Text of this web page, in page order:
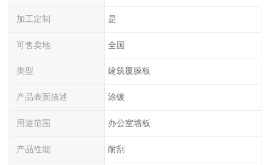
加工定制 是
可售卖地 全国
类型 建筑覆膜板
产品表面描述 涂镀
用途范围 办公室墙板
产品性能 耐刮